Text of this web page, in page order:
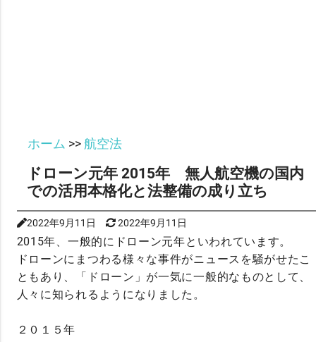
ホーム >>航空法
ドローン元年 2015年 無人航空機の国内
での活用本格化と法整備の成り立ち
2022年9月11日 2022年9月11日
2015年、一般的にドローン元年といわれています。
ドローンにまつわる様々な事件がニュースを騒がせたこ
ともあり、「ドローン」が一気に一般的なものとして、
人々に知られるようになりました。
２０１５年